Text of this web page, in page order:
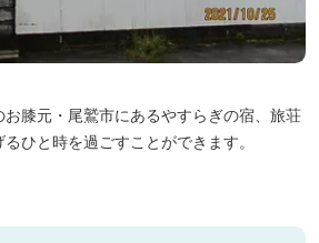
膝元・尾鷲市にあるやすらぎの宿、旅荘
ひと時を過ごすことができます。